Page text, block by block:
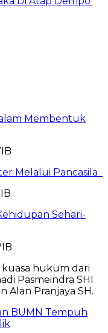
Membentuk
Melalui Pancasila
Sehari-
BUMN Tempuh